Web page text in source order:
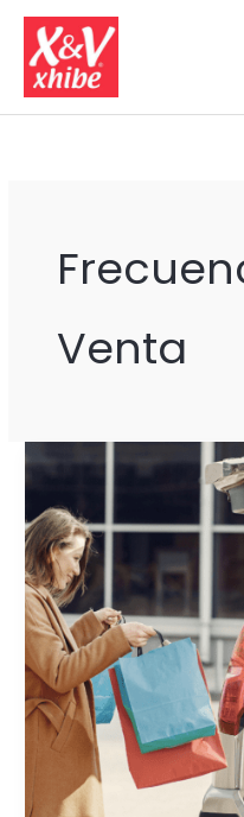
contenido
Venta
PARA
LOGRAR
LA
RECURRENCIA
DE
LA VENTA